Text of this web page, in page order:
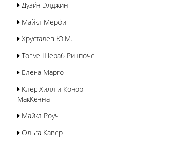
Дуэйн Элджин
Майкл Мерфи
Хрусталев Ю.М.
Тогме Шераб Ринпоче
Елена Марго
Клер Хилл и Конор
МакКенна
Майкл Роуч
Ольга Кавер